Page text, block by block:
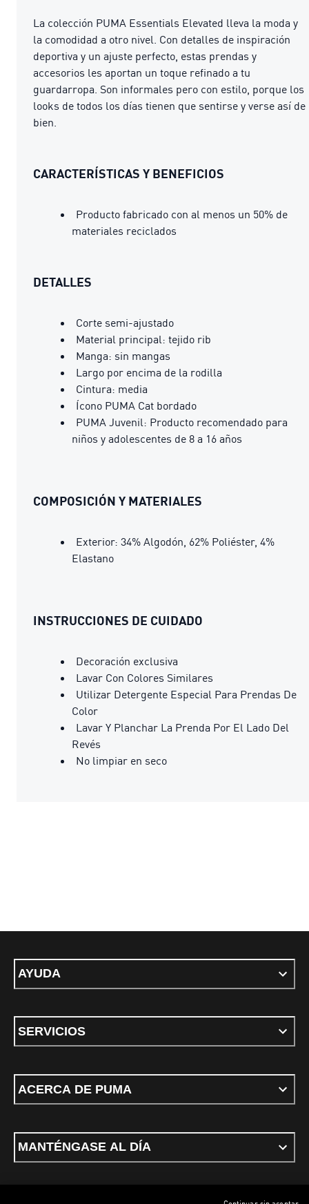
La colección PUMA Essentials Elevated lleva la moda y
la comodidad a otro nivel. Con detalles de inspiración
deportiva y un ajuste perfecto, estas prendas y
accesorios les aportan un toque refinado a tu
guardarropa. Son informales pero con estilo, porque los
looks de todos los días tienen que sentirse y verse así de
bien.
CARACTERÍSTICAS Y BENEFICIOS
Producto fabricado con al menos un 50% de
materiales reciclados
DETALLES
Corte semi-ajustado
Material principal: tejido rib
Manga: sin mangas
Largo por encima de la rodilla
Cintura: media
Ícono PUMA Cat bordado
PUMA Juvenil: Producto recomendado para
niños y adolescentes de 8 a 16 años
COMPOSICIÓN Y MATERIALES
Exterior: 34% Algodón, 62% Poliéster, 4%
Elastano
INSTRUCCIONES DE CUIDADO
Decoración exclusiva
Lavar Con Colores Similares
Utilizar Detergente Especial Para Prendas De
Color
Lavar Y Planchar La Prenda Por El Lado Del
Revés
No limpiar en seco
AYUDA
SERVICIOS
ACERCA DE PUMA
MANTÉNGASE AL DÍA